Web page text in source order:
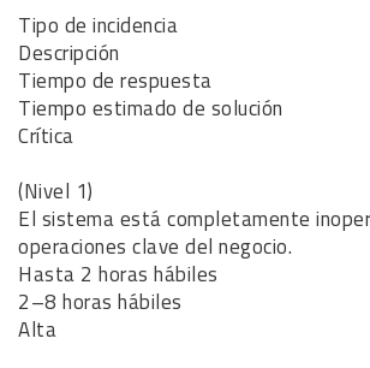
Tipo de incidencia
Descripción
Tiempo de respuesta
Tiempo estimado de solución
Crítica
(Nivel 1)
El sistema está completamente
operaciones clave del negocio.
Hasta 2 horas hábiles
2–8 horas hábiles
Alta